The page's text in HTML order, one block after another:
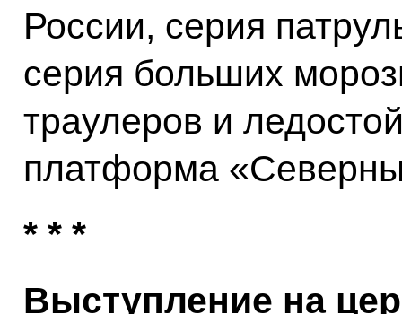
России, серия
серия больших
траулеров и
платформа
* * *
Выступление на